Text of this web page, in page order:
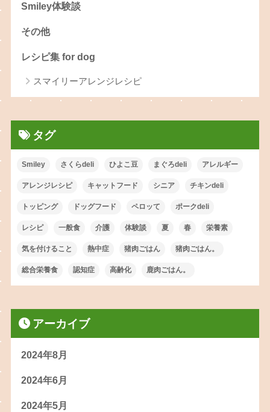
Smiley体験談
その他
レシピ集 for dog
スマイリーアレンジレシピ
タグ
Smiley さくらdeli ひよこ豆 まぐろdeli アレルギー
アレンジレシピ キャットフード シニア チキンdeli
トッピング ドッグフード ペロッて ポークdeli
レシピ 一般食 介護 体験談 夏 春 栄養素
気を付けること 熱中症 猪肉ごはん 猪肉ごはん。
総合栄養食 認知症 高齢化 鹿肉ごはん。
アーカイブ
2024年8月
2024年6月
2024年5月